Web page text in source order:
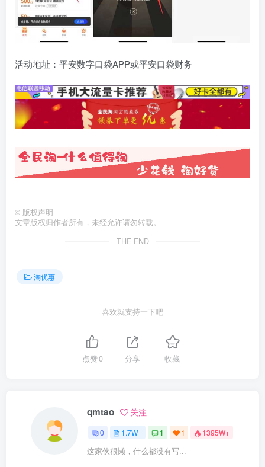
活动地址：平安数字口袋APP或平安口袋财务
© 版权声明
文章版权归作者所有，未经允许请勿转载。
THE END
淘优惠
喜欢就支持一下吧
点赞0 分享 收藏
qmtao 关注
0 1.7W+ 1 1 1395W+
这家伙很懒，什么都没有写...